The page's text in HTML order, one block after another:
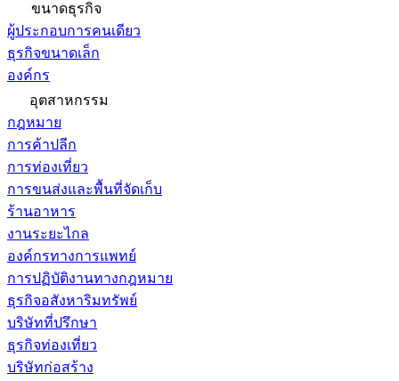
ขนาดธุรกิจ
ผู้ประกอบการคนเดียว
ธุรกิจขนาดเล็ก
องค์กร
อุตสาหกรรม
กฎหมาย
การค้าปลีก
การท่องเที่ยว
การขนส่งและพื้นที่จัดเก็บ
ร้านอาหาร
งานระยะไกล
องค์กรทางการแพทย์
การปฏิบัติงานทางกฎหมาย
ธุรกิจอสังหาริมทรัพย์
บริษัทที่ปรึกษา
ธุรกิจท่องเที่ยว
บริษัทก่อสร้าง